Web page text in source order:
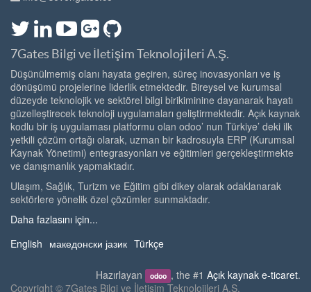
7Gates Bilgi ve İletişim Teknolojileri A.Ş.
Düşünülmemiş olanı hayata geçiren, süreç inovasyonları ve iş
dönüşümü projelerine liderlik etmektedir. Bireysel ve kurumsal
düzeyde teknolojik ve sektörel bilgi birikiminine dayanarak hayatı
güzelleştirecek teknoloji uygulamaları geliştirmektedir. Açık kaynak
kodlu bir iş uygulaması platformu olan odoo’ nun Türkiye’ deki ilk
yetkili çözüm ortağı olarak, uzman bir kadrosuyla ERP (Kurumsal
Kaynak Yönetimi) entegrasyonları ve eğitimleri gerçekleştirmekte
ve danışmanlık yapmaktadır.
Ulaşım, Sağlık, Turizm ve Eğitim gibi dikey olarak odaklanarak
sektörlere yönelik özel çözümler sunmaktadır.
Daha fazlasını için...
English македонски јазик Türkçe
Hazırlayan odoo , the #1 Açık kaynak e-ticaret.
Copyright © 7Gates Bilgi ve İletişim Teknolojileri A.Ş.